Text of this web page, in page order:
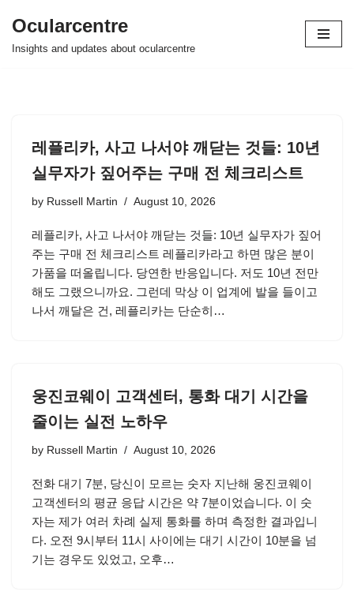
Skip
Ocularcentre
Insights and updates about ocularcentre
레플리카, 사고 나서야 깨닫는 것들: 10년
실무자가 짚어주는 구매 전 체크리스트
by Russell Martin August 10, 2026
레플리카, 사고 나서야 깨닫는 것들: 10년 실무자가 짚어
주는 구매 전 체크리스트 레플리카라고 하면 많은 분이
가품을 떠올립니다. 당연한 반응입니다. 저도 10년 전만
해도 그랬으니까요. 그런데 막상 이 업계에 발을 들이고
나서 깨달은 건, 레플리카는 단순히…
웅진코웨이 고객센터, 통화 대기 시간을
줄이는 실전 노하우
by Russell Martin August 10, 2026
전화 대기 7분, 당신이 모르는 숫자 지난해 웅진코웨이
고객센터의 평균 응답 시간은 약 7분이었습니다. 이 숫
자는 제가 여러 차례 실제 통화를 하며 측정한 결과입니
다. 오전 9시부터 11시 사이에는 대기 시간이 10분을 넘
기는 경우도 있었고, 오후…